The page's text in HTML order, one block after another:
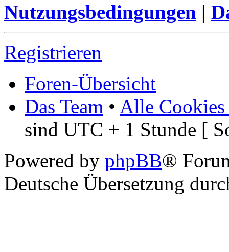
Nutzungsbedingungen |
Registrieren
Foren-Übersicht
Das Team • Alle Cookies
sind UTC + 1 Stunde [
Powered by phpBB®
Deutsche Übersetzung